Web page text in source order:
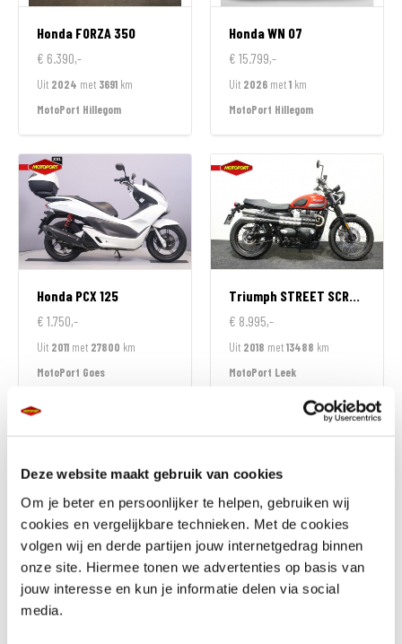
Deze website maakt gebruik van cookies
Om je beter en persoonlijker te helpen, gebruiken wij
cookies en vergelijkbare technieken. Met de cookies
volgen wij en derde partijen jouw internetgedrag binnen
onze site. Hiermee tonen we advertenties op basis van
jouw interesse en kun je informatie delen via social
media.
Honda FORZA 350
€ 6.390,-
Uit 2024 met 3691 km
MotoPort Hillegom
HondaWN 07
€ 15.799,-
Uit 2026 met1 km
MotoPort Hillegom
Honda PCX 125
€ 1.750,-
Uit 2011 met 27800 km
MotoPort Goes
Triumph STREET SCRAMBLER 900
€ 8.995,-
Uit 2018 met13488 km
MotoPort Leek
BMW
R 1250 RT
€ 18.290,-
Uit2019
Honda
XL 750 TRANSALP
€ 12.699,-